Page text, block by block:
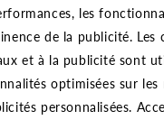
QUANTITÉ
panier
Remise Vous
les
de la publicité. Les
et à la publicité sont
optimisées sur les
personnalisées.